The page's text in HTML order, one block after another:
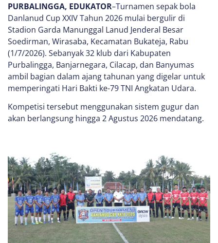
PURBALINGGA, EDUKATOR–Turnamen sepak bola
Danlanud Cup XXIV Tahun 2026 mulai bergulir di
Stadion Garda Manunggal Lanud Jenderal Besar
Soedirman, Wirasaba, Kecamatan Bukateja, Rabu
(1/7/2026). Sebanyak 32 klub dari Kabupaten
Purbalingga, Banjarnegara, Cilacap, dan Banyumas
ambil bagian dalam ajang tahunan yang digelar untuk
memperingati Hari Bakti ke-79 TNI Angkatan Udara.
Kompetisi tersebut menggunakan sistem gugur dan
akan berlangsung hingga 2 Agustus 2026 mendatang.